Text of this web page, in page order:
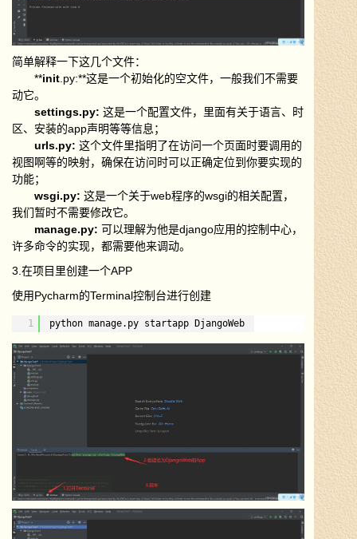
简单解释一下这几个文件：
**init.py:**这是一个初始化的空文件，一般我们不需要
动它。
settings.py: 这是一个配置文件，里面有关于语言、时
区、安装的app声明等等信息；
urls.py: 这个文件里指明了在访问一个页面时要调用的
视图啊等的映射，确保在访问时可以正确定位到你要实现的
功能；
wsgi.py: 这是一个关于web程序的wsgi的相关配置，
我们暂时不需要修改它。
manage.py: 可以理解为他是django应用的控制中心，
许多命令的实现，都需要他来调动。
3.在项目里创建一个APP
使用Pycharm的Terminal控制台进行创建
1 python manage.py startapp DjangoWeb